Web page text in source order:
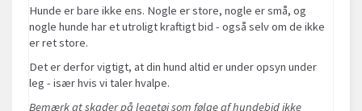
Hunde er bare ikke ens. Nogle er store, nogle er små, og
nogle hunde har et utroligt kraftigt bid - også selv om de ikke
er ret store.
Det er derfor vigtigt, at din hund altid er under opsyn under
leg - især hvis vi taler hvalpe.
Bemærk at skader på legetøj som følge af hundebid ikke